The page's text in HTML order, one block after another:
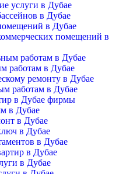
услуги в Дубае
в Дубае
в Дубае
помещений в
работам в Дубае
работам в Дубае
ремонту в Дубае
работам в Дубае
в Дубае фирмы
в Дубае
в Дубае
в Дубае
в Дубае
в Дубае
в Дубае